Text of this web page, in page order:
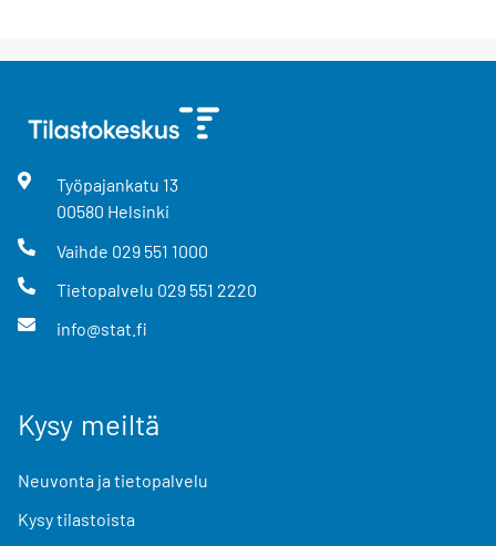
Työpajankatu 13
00580 Helsinki
Vaihde 029 551 1000
Tietopalvelu 029 551 2220
info@stat.fi
Kysy meiltä
Neuvonta ja tietopalvelu
Kysy tilastoista